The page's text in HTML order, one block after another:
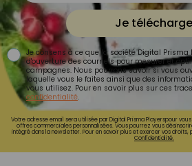
Je télécharge
Je consens à ce que la société Digital
d'ouverture des courriels pour mesurer et
campagnes. Nous pourrons savoir si vous
laquelle vous le faites ainsi que des
vous utilisez. Pour en savoir plus sur ces
confidentialité.
Votre adresse email sera utilisée par Digital Prisma Playerspour
offres commerciales personnalisées. Vous pourrez vous
intégré dans la newsletter. Pour en savoir plus et exercer vos droits,
Confidentialité.